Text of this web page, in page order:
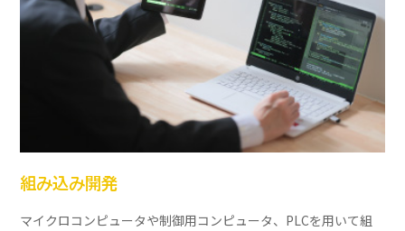
組み込み開発
マイクロコンピュータや制御用コンピュータ、PLCを用いて組